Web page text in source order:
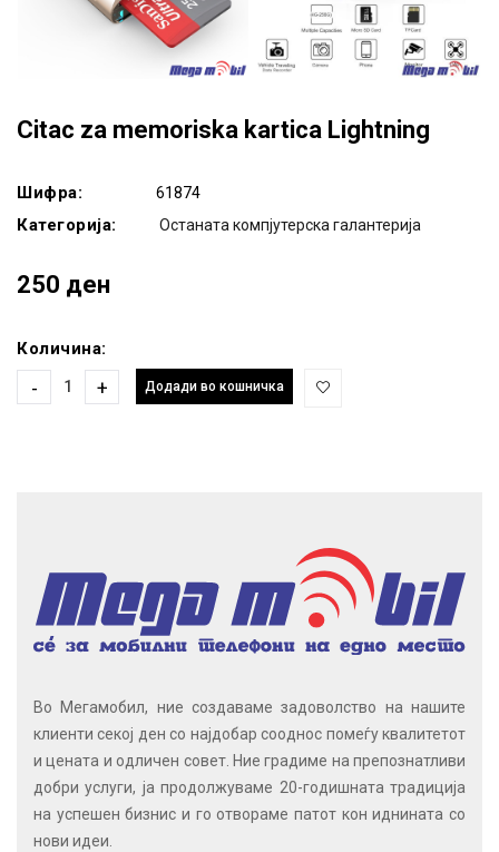
Citac za memoriska kartica Lightning
Шифра: 61874
Категорија: Останата компјутерска галантерија
250 ден
Количина:
- + Додади во кошничка
Во Мегамобил, ние создаваме задоволство на нашите
клиенти секој ден со најдобар сооднос помеѓу квалитетот
и цената и одличен совет. Ние градиме на препознатливи
добри услуги, ја продолжуваме 20-годишната традиција
на успешен бизнис и го отвораме патот кон иднината со
нови идеи.